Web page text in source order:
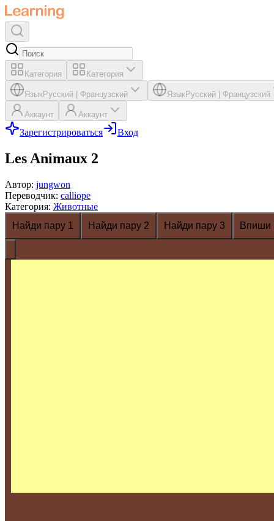
Категория Категория
ЯзыкРусский Французский ЯзыкРусский Французский
Аккаунт Аккаунт
Зарегистрироваться Вход
Les Animaux 2
Автор: jungwon
Переводчик: calliope
Категория: Животные
Найди пару 1
Найди пару 2 Найди пару 3 Впиши